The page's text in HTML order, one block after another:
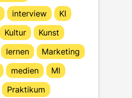
interview
KI
Kultur
Kunst
lernen
Marketing
medien
MI
Praktikum